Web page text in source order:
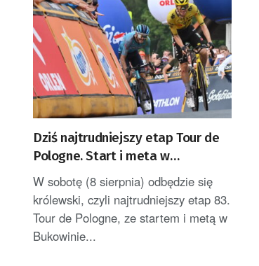
Dziś najtrudniejszy etap Tour de
Pologne. Start i meta w
Bukowinie Tatrzańskiej
W sobotę (8 sierpnia) odbędzie się
królewski, czyli najtrudniejszy etap 83.
Tour de Pologne, ze startem i metą w
Bukowinie...